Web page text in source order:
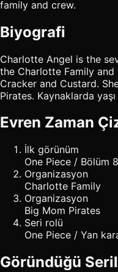
family and crew.
Biyografi
Charlotte Angel is the
the Charlotte Family
Cracker and Custard.
Pirates. Kaynaklarda
Evren Zaman
İlk görünüm
One Piece / Bölüm
Organizasyon
Charlotte Family
Organizasyon
Big Mom Pirates
Seri rolü
One Piece / Yan
Göründüğü